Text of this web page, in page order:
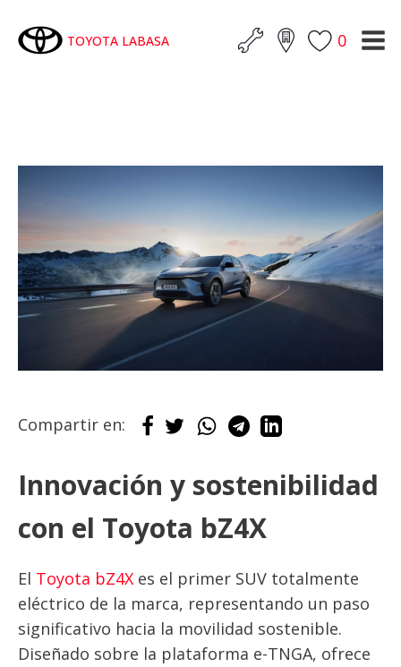
TOYOTA LABASA 0
Compartir en:
Innovación y sostenibilidad
con el Toyota bZ4X
El Toyota bZ4X es el primer SUV totalmente
eléctrico de la marca, representando un paso
significativo hacia la movilidad sostenible.
Diseñado sobre la plataforma e-TNGA, ofrece